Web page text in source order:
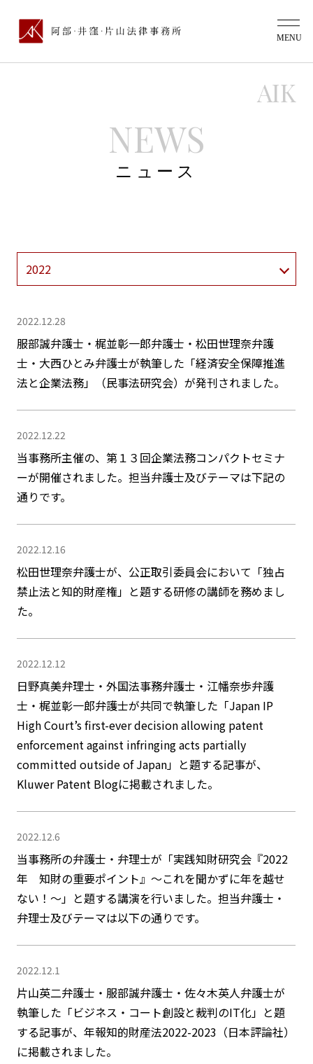
ニュース
NEWS
AIK
2022.12.28
服部誠弁護士・梶並彰一郎弁護士・松田世理奈弁護
士・大西ひとみ弁護士が執筆した「経済安全保障推進
法と企業法務」（民事法研究会）が発刊されました。
2022.12.22
当事務所主催の、第１３回企業法務コンパクトセミナ
ーが開催されました。担当弁護士及びテーマは下記の
通りです。
2022.12.16
松田世理奈弁護士が、公正取引委員会において「独占
禁止法と知的財産権」と題する研修の講師を務めまし
た。
2022.12.12
日野真美弁理士・外国法事務弁護士・江幡奈歩弁護
士・梶並彰一郎弁護士が共同で執筆した「Japan IP
High Court’s first-ever decision allowing patent
enforcement against infringing acts partially
committed outside of Japan」と題する記事が、
Kluwer Patent Blogに掲載されました。
2022.12.6
当事務所の弁護士・弁理士が「実践知財研究会『2022
年 知財の重要ポイント』～これを聞かずに年を越せ
ない！～」と題する講演を行いました。担当弁護士・
弁理士及びテーマは以下の通りです。
2022.12.1
片山英二弁護士・服部誠弁護士・佐々木英人弁護士が
執筆した「ビジネス・コート創設と裁判のIT化」と題
する記事が、年報知的財産法2022-2023（日本評論社）
に掲載されました。